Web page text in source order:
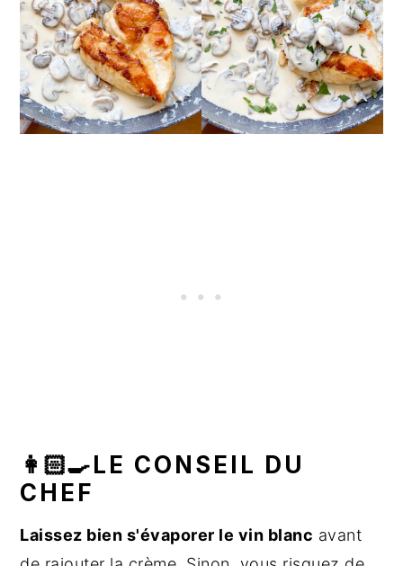
👩🏻‍🍳LE CONSEIL DU
CHEF
Laissez bien s'évaporer le vin blanc avant